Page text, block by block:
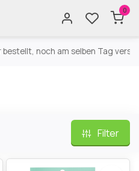
0
bestellt, noch am selben Tag
Filter